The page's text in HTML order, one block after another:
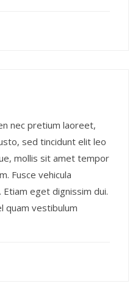
nec pretium laoreet,
sed tincidunt elit leo
mollis sit amet tempor
Fusce vehicula
eget dignissim dui.
quam vestibulum